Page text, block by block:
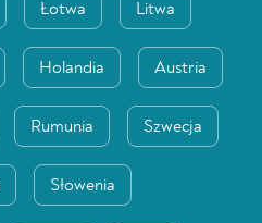
Łotwa Litwa
Holandia Austria
Rumunia Szwecja
Słowenia